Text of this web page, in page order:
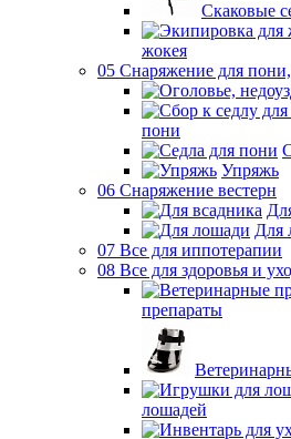
Скаковые
жокея
05 Снаряжение для
пони
Упряжь
06 Снаряжение вестерн
Для
07 Все для иппотерапии
08 Все для здоровья и
препараты
лошадей